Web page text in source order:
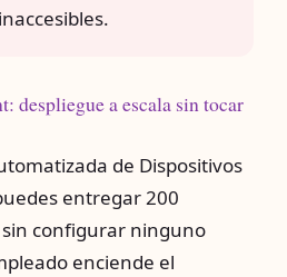
despliegue a escala sin tocar
de Dispositivos
entregar 200
configurar ninguno
enciende el